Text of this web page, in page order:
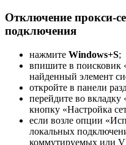
Отключение прокси-
подключения
нажмите Windows+S;
впишите в поисковик
найденный элемент
откройте в панели
перейдите во
кнопку «Настройка
если возле опции
локальных
коммутируемых или